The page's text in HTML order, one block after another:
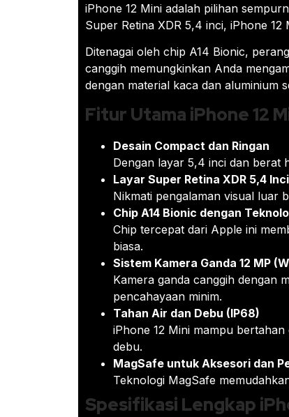
iPhone 12 Mini adalah pilihan
Super Retina XDR 5,4 inci, iPhone
Ditenagai oleh chip A14 Bionic,
canggih memungkinkan Anda
dengan material kaca dan aluminium
Fitur Utama iPhone 12
Desain Compact dan Ringan
Dengan layar 5,4 inci dan berat
Layar Super Retina XDR 5,4 Inci
Nikmati pengalaman visual luar
Chip A14 Bionic dengan
Chip tercepat dari Apple ini
biasa.
Sistem Kamera Ganda 12 MP
Kamera ganda canggih dengan
pencahayaan minim.
Tahan Air dan Debu (IP68)
iPhone 12 Mini mampu
debu.
MagSafe untuk Aksesori dan
Teknologi MagSafe
Spesifikasi Lengkap